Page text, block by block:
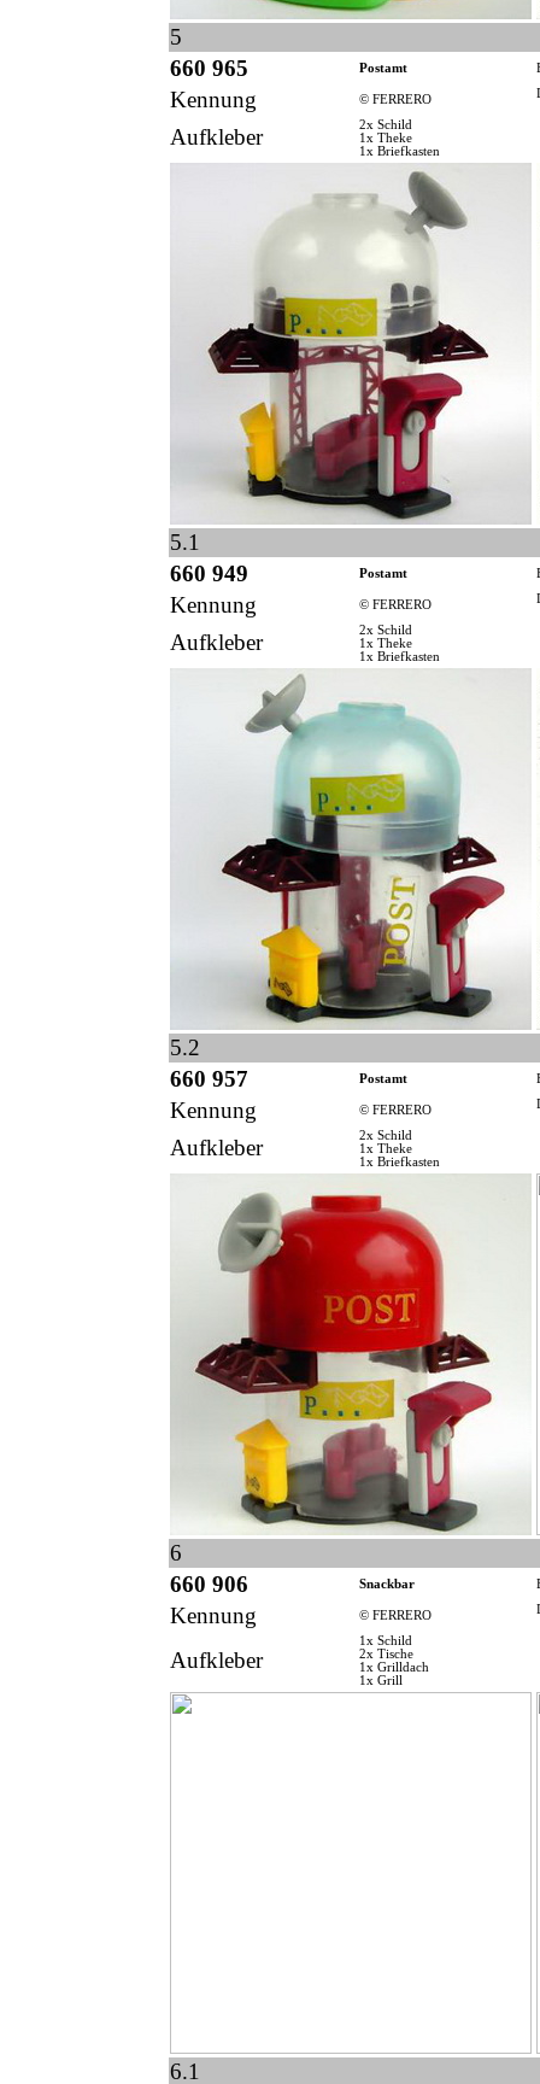
5
660 965
Postamt
Kennung © FERRERO
Aufkleber
2x Schild
1x Theke
1x Briefkasten
5.1
660 949
Postamt
Kennung © FERRERO
Aufkleber
2x Schild
1x Theke
1x Briefkasten
5.2
660 957
Postamt
Kennung © FERRERO
Aufkleber
2x Schild
1x Theke
1x Briefkasten
6
660 906
Snackbar
Kennung © FERRERO
Aufkleber
1x Schild
2x Tische
1x Grilldach
1x Grill
6.1